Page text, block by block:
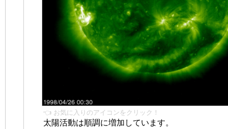
👈 お気に入りのアイコンをクリック！
太陽活動は順調に増加しています。